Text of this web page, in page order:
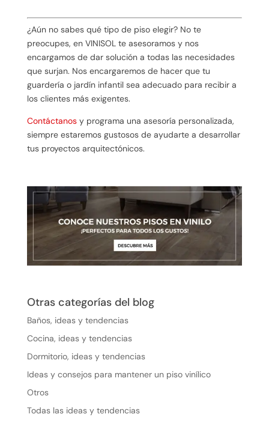
¿Aún no sabes qué tipo de piso elegir? No te
preocupes, en VINISOL te asesoramos y nos
encargamos de dar solución a todas las necesidades
que surjan. Nos encargaremos de hacer que tu
guardería o jardín infantil sea adecuado para recibir a
los clientes más exigentes.
Contáctanosy programa una asesoría personalizada,
siempre estaremos gustosos de ayudarte a desarrollar
tus proyectos arquitectónicos.
Otras categorías del blog
Baños, ideas y tendencias
Cocina, ideas y tendencias
Dormitorio, ideas y tendencias
Ideas y consejos para mantener un piso vinílico
Otros
Todas las ideas y tendencias